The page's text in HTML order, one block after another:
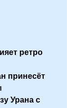
ретро
принесёт
Урана с